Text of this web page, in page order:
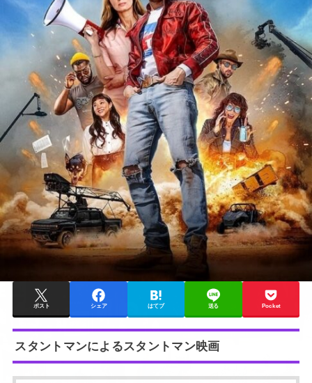
ポスト シェア はてブ 送る Pocket
スタントマンによるスタントマン映画